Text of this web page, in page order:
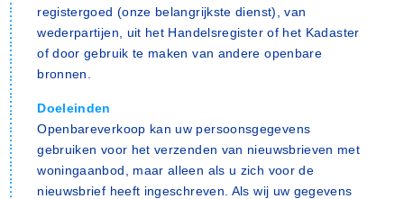
registergoed (onze belangrijkste dienst), van
wederpartijen, uit het Handelsregister of het Kadaster
of door gebruik te maken van andere openbare
bronnen.
Doeleinden
Openbareverkoop kan uw persoonsgegevens
gebruiken voor het verzenden van nieuwsbrieven met
woningaanbod, maar alleen als u zich voor de
nieuwsbrief heeft ingeschreven. Als wij uw gegevens